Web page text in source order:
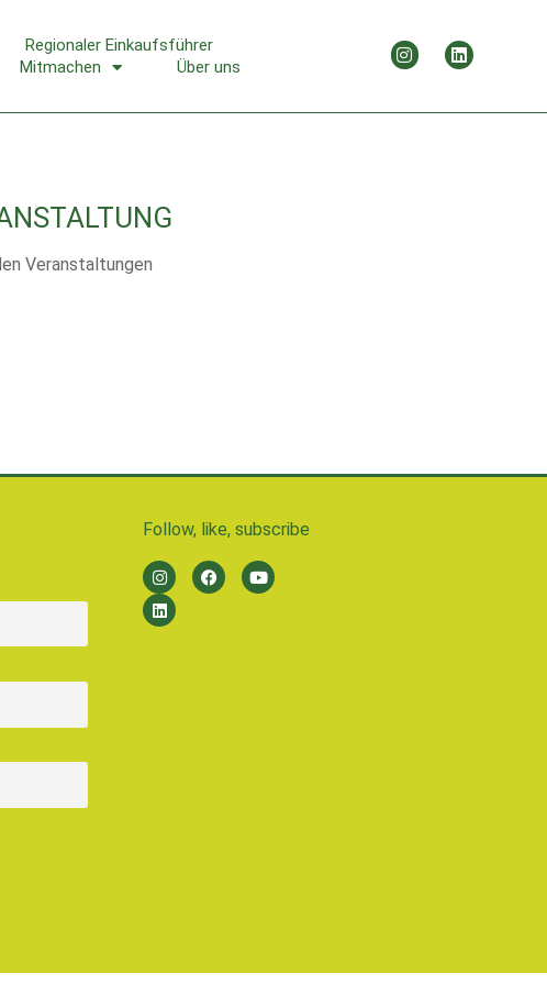
Regionaler Einkaufsführer
Mitmachen
Über uns
Veranstaltungen
Follow, like, subscribe